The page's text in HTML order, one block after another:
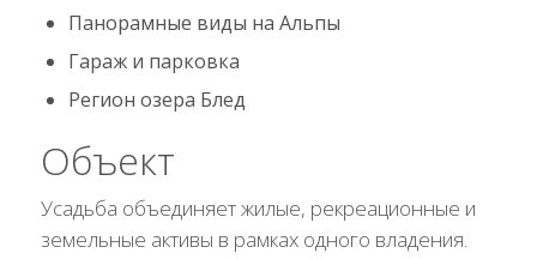
Панорамные виды на Альпы
Гараж и парковка
Регион озера Блед
Объект
Усадьба объединяет жилые, рекреационные и
земельные активы в рамках одного владения.